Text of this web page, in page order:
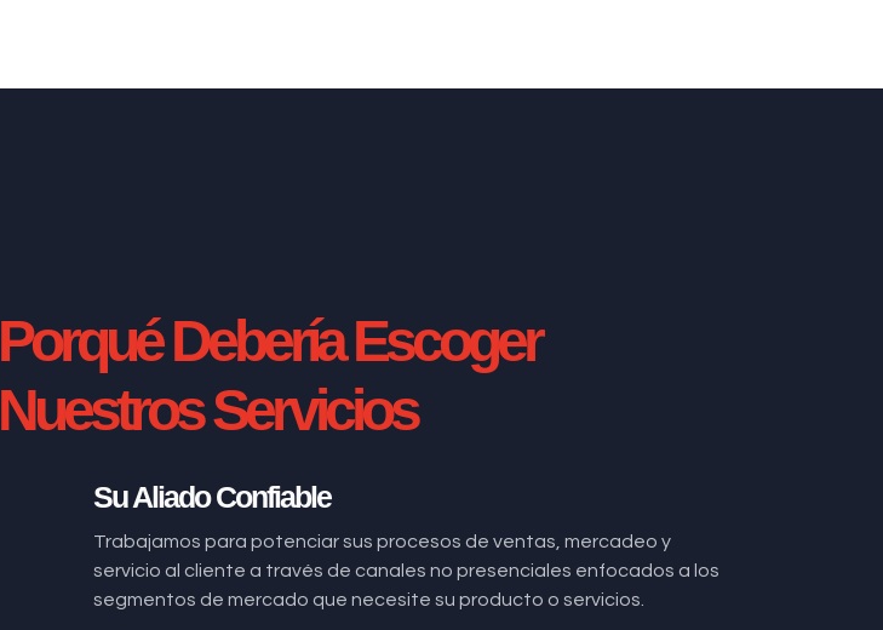
Porqué Debería Escoger
Nuestros Servicios
Su Aliado Confiable
Trabajamos para potenciar sus procesos de ventas, mercadeo y
servicio al cliente a través de canales no presenciales enfocados a los
segmentos de mercado que necesite su producto o servicios.